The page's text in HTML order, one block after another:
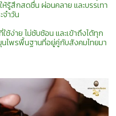
รู้สึกสดชื่น ผ่อนคลาย และบรรเทา
จำวัน
ง่าย ไม่ซับซ้อน และเข้าถึงได้ทุก
ไพรพื้นฐานที่อยู่คู่กับสังคมไทยมา